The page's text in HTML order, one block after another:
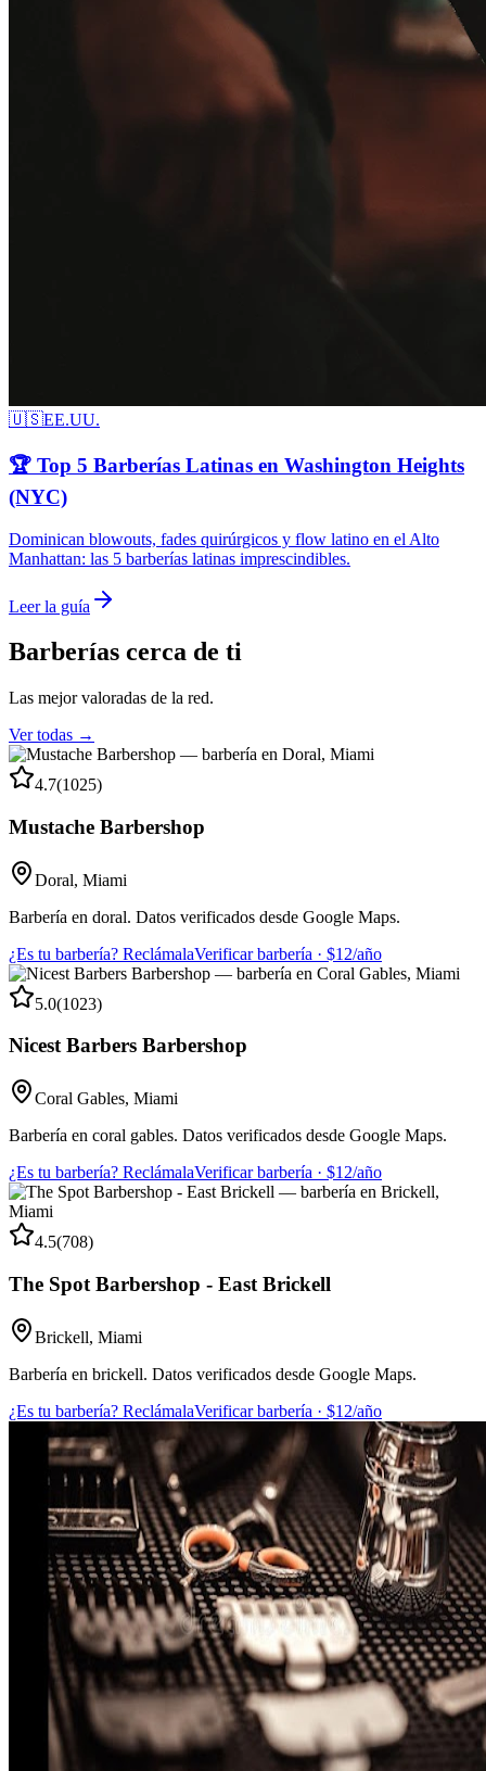
🇺🇸EE.UU.
🏆 Top 5 Barberías Latinas en Washington Heights
(NYC)
Dominican blowouts, fades quirúrgicos y flow latino en el Alto
Manhattan: las 5 barberías latinas imprescindibles.
Leer la guía
Barberías cerca de ti
Las mejor valoradas de la red.
Ver todas →
4.7(1025)
Mustache Barbershop
Doral, Miami
Barbería en doral. Datos verificados desde Google Maps.
¿Es tu barbería? ReclámalaVerificar barbería · $12/año
5.0(1023)
Nicest Barbers Barbershop
Coral Gables, Miami
Barbería en coral gables. Datos verificados desde Google Maps.
¿Es tu barbería? ReclámalaVerificar barbería · $12/año
4.5(708)
The Spot Barbershop - East Brickell
Brickell, Miami
Barbería en brickell. Datos verificados desde Google Maps.
¿Es tu barbería? ReclámalaVerificar barbería · $12/año